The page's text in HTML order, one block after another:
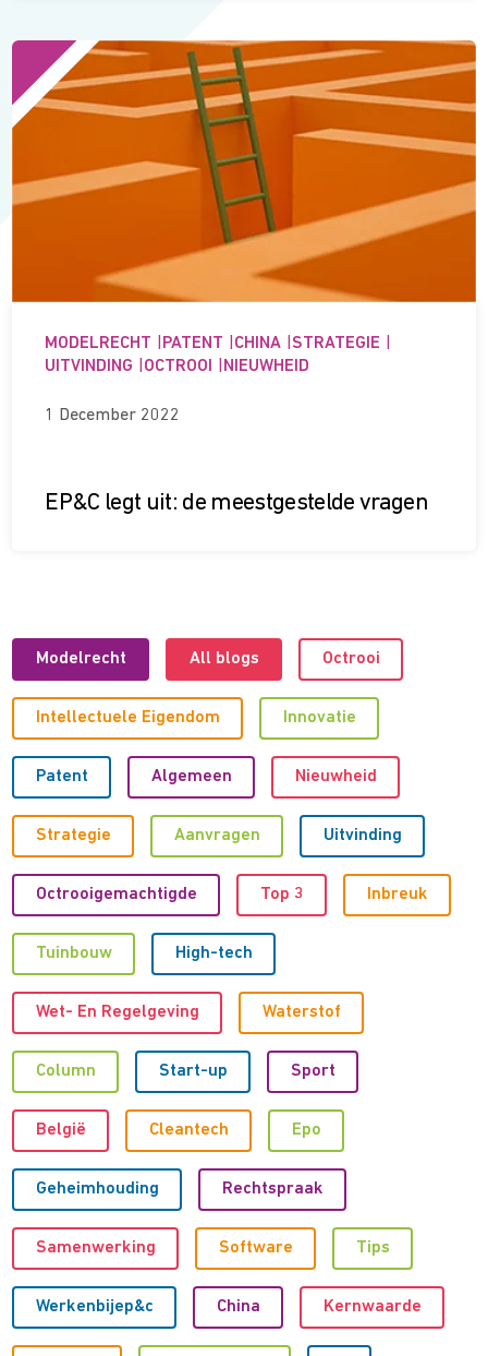
MODELRECHT PATENT CHINA STRATEGIE
UITVINDING
OCTROOI NIEUWHEID
1 December 2022
EP&C legt uit: de meest­gestelde vragen
All blogs Octrooi
Intellectuele Eigendom Innovatie
Patent Algemeen Nieuwheid
Strategie Aanvragen Uitvinding
Octrooigemachtigde Top 3 Inbreuk
Tuinbouw High-tech
Modelrecht
Wet- En Regelgeving Waterstof
Column Start-up Sport
België Cleantech Epo
Geheimhouding Rechtspraak
Samenwerking Software Tips
Werkenbijep&c China Kernwaarde